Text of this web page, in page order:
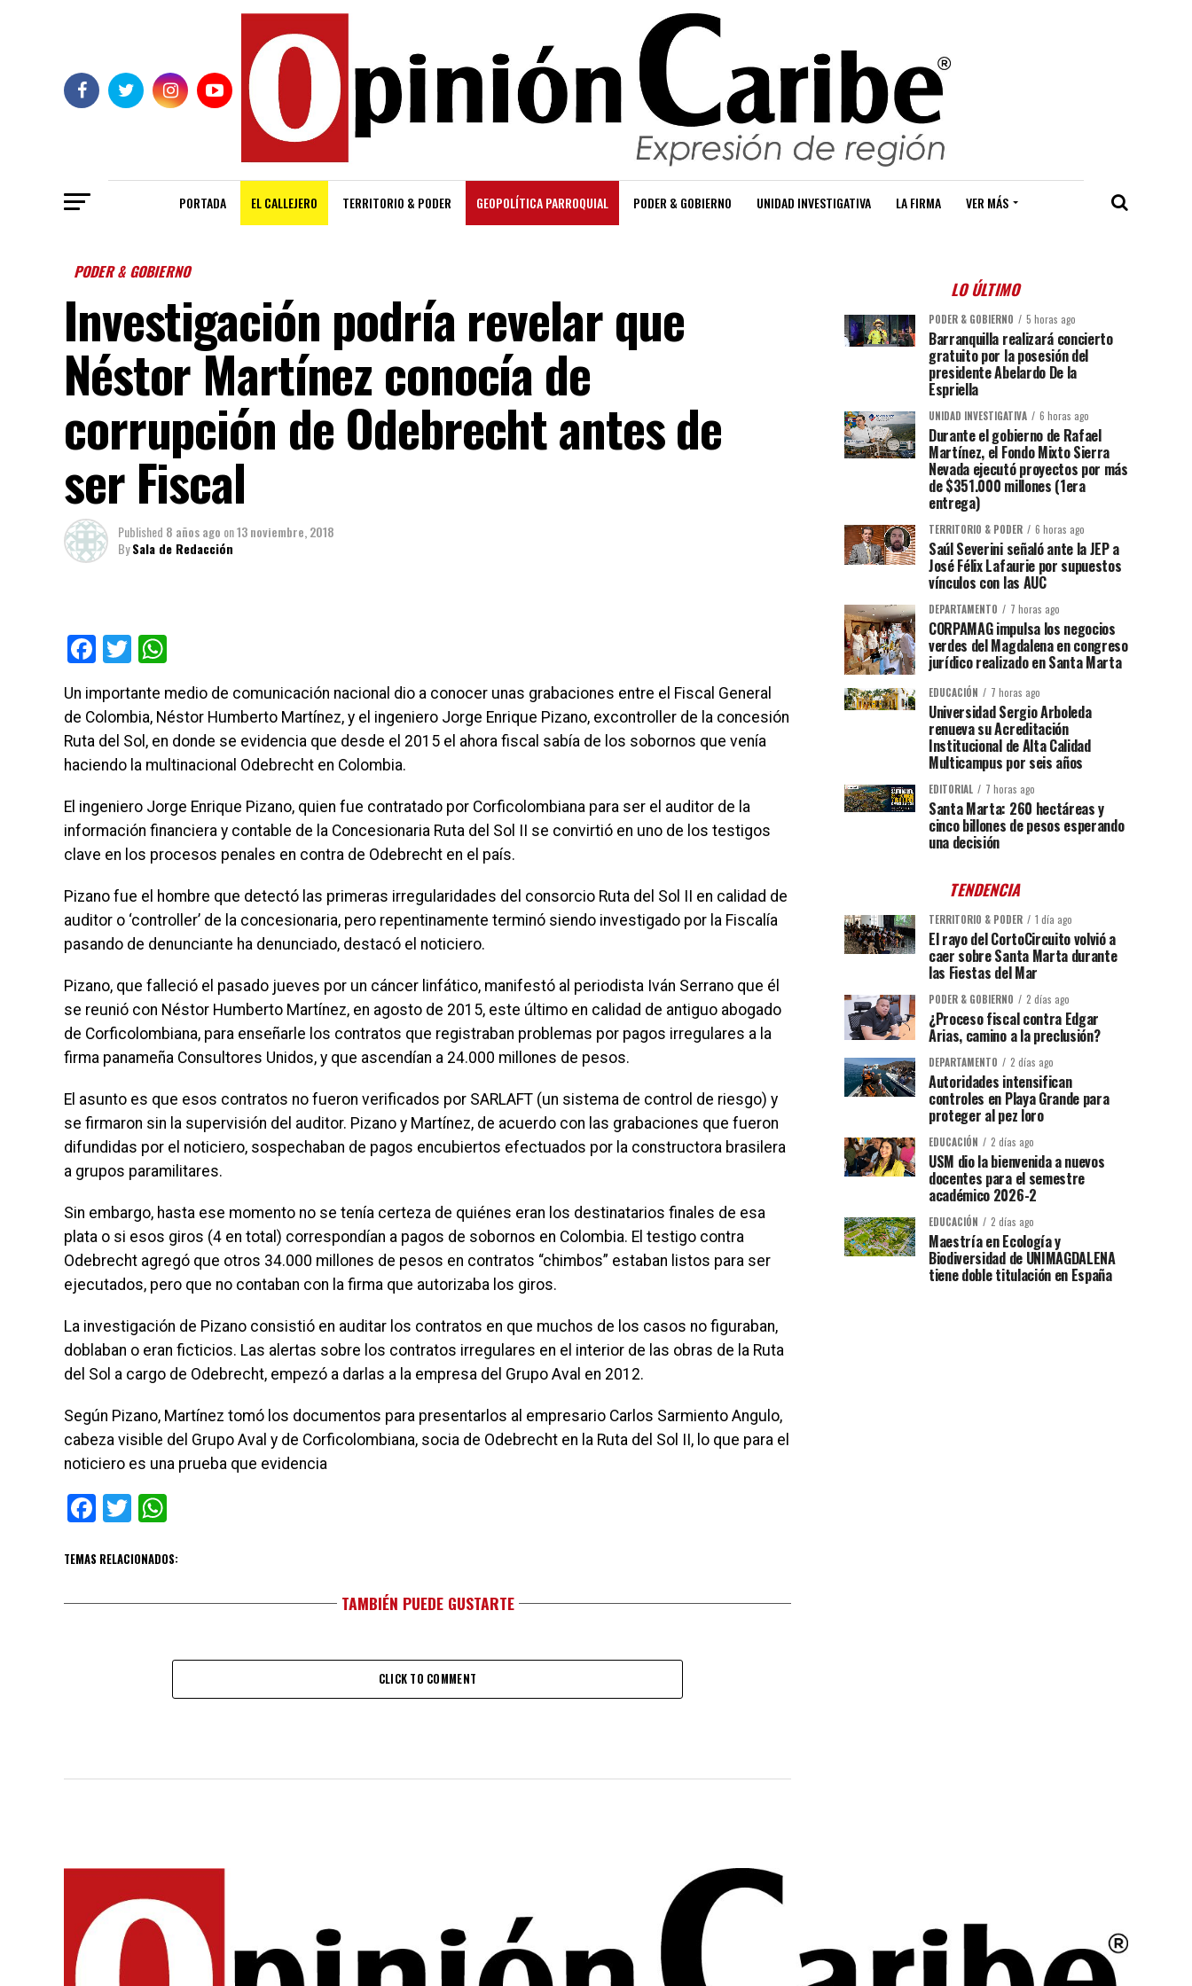
PORTADA EL CALLEJERO TERRITORIO & PODER GEOPOLÍTICA PARROQUIAL PODER & GOBIERNO UNIDAD INVESTIGATIVA LA FIRMA VER MÁS
PODER & GOBIERNO
Investigación podría revelar que
Néstor Martínez conocía de
corrupción de Odebrecht antes de
ser Fiscal
Published 8 años ago on13 noviembre, 2018
BySala de Redacción
Facebook
Twitter
Un importante medio de comunicación nacional dio a conocer unas grabaciones entre el Fiscal General
de Colombia, Néstor Humberto Martínez, y el ingeniero Jorge Enrique Pizano, excontroller de la concesión
Ruta del Sol, en donde se evidencia que desde el 2015 el ahora fiscal sabía de los sobornos que venía
haciendo la multinacional Odebrecht en Colombia.
El ingeniero Jorge Enrique Pizano, quien fue contratado por Corficolombiana para ser el auditor de la
información financiera y contable de la Concesionaria Ruta del Sol II se convirtió en uno de los testigos
clave en los procesos penales en contra de Odebrecht en el país.
Pizano fue el hombre que detectó las primeras irregularidades del consorcio Ruta del Sol II en calidad de
auditor o ‘controller’ de la concesionaria, pero repentinamente terminó siendo investigado por la Fiscalía
pasando de denunciante ha denunciado, destacó el noticiero.
Pizano, que falleció el pasado jueves por un cáncer linfático, manifestó al periodista Iván Serrano que él
se reunió con Néstor Humberto Martínez, en agosto de 2015, este último en calidad de antiguo abogado
de Corficolombiana, para enseñarle los contratos que registraban problemas por pagos irregulares a la
firma panameña Consultores Unidos, y que ascendían a 24.000 millones de pesos.
El asunto es que esos contratos no fueron verificados por SARLAFT (un sistema de control de riesgo) y
se firmaron sin la supervisión del auditor. Pizano y Martínez, de acuerdo con las grabaciones que fueron
difundidas por el noticiero, sospechaban de pagos encubiertos efectuados por la constructora brasilera
a grupos paramilitares.
Sin embargo, hasta ese momento no se tenía certeza de quiénes eran los destinatarios finales de esa
plata o si esos giros (4 en total) correspondían a pagos de sobornos en Colombia. El testigo contra
Odebrecht agregó que otros 34.000 millones de pesos en contratos “chimbos” estaban listos para ser
ejecutados, pero que no contaban con la firma que autorizaba los giros.
La investigación de Pizano consistió en auditar los contratos en que muchos de los casos no figuraban,
doblaban o eran ficticios. Las alertas sobre los contratos irregulares en el interior de las obras de la Ruta
del Sol a cargo de Odebrecht, empezó a darlas a la empresa del Grupo Aval en 2012.
Según Pizano, Martínez tomó los documentos para presentarlos al empresario Carlos Sarmiento Angulo,
cabeza visible del Grupo Aval y de Corficolombiana, socia de Odebrecht en la Ruta del Sol II, lo que para el
noticiero es una prueba que evidencia
Facebook
Twitter
TEMAS RELACIONADOS:
TAMBIÉN PUEDE GUSTARTE
CLICK TO COMMENT
LO ÚLTIMO
PODER & GOBIERNO 5 horas ago
Barranquilla realizará concierto
gratuito por la posesión del
presidente Abelardo De la
Espriella
UNIDAD INVESTIGATIVA 6 horas ago
Durante el gobierno de Rafael
Martínez, el Fondo Mixto Sierra
Nevada ejecutó proyectos por más
de $351.000 millones (1era
entrega)
TERRITORIO & PODER 6 horas ago
Saúl Severini señaló ante la JEP a
José Félix Lafaurie por supuestos
vínculos con las AUC
DEPARTAMENTO 7 horas ago
CORPAMAG impulsa los negocios
verdes del Magdalena en congreso
jurídico realizado en Santa Marta
EDUCACIÓN 7 horas ago
Universidad Sergio Arboleda
renueva su Acreditación
Institucional de Alta Calidad
Multicampus por seis años
EDITORIAL 7 horas ago
Santa Marta: 260 hectáreas y
cinco billones de pesos esperando
una decisión
TENDENCIA
TERRITORIO & PODER 1 día ago
El rayo del CortoCircuito volvió a
caer sobre Santa Marta durante
las Fiestas del Mar
PODER & GOBIERNO 2 días ago
¿Proceso fiscal contra Edgar
Arias, camino a la preclusión?
DEPARTAMENTO 2 días ago
Autoridades intensifican
controles en Playa Grande para
proteger al pez loro
EDUCACIÓN 2 días ago
USM dio la bienvenida a nuevos
docentes para el semestre
académico 2026-2
EDUCACIÓN 2 días ago
Maestría en Ecología y
Biodiversidad de UNIMAGDALENA
tiene doble titulación en España